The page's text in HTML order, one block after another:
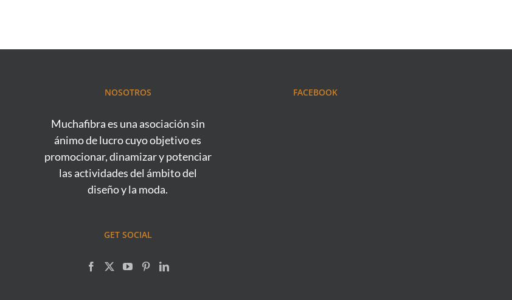
NOSOTROS
Muchafibra es una asociación sin
ánimo de lucro cuyo objetivo es
promocionar, dinamizar y potenciar
las actividades del ámbito del
diseño y la moda.
GET SOCIAL
FACEBOOK